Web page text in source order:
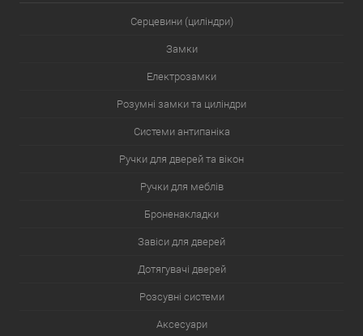
Серцевини (циліндри)
Замки
Електрозамки
Розумні замки та циліндри
Системи антипаніка
Ручки для дверей та вікон
Ручки для меблів
Броненакладки
Завіси для дверей
Дотягувачі дверей
Розсувні системи
Аксесуари